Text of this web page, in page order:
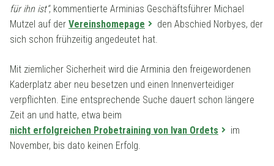
für ihn ist“, kommentierte Arminias Geschäftsführer Michael
Mutzel auf der Vereinshomepage
den Abschied Norbyes, der
sich schon frühzeitig angedeutet hat.
Mit ziemlicher Sicherheit wird die Arminia den freigewordenen
Kaderplatz aber neu besetzen und einen Innenverteidiger
verpflichten. Eine entsprechende Suche dauert schon längere
Zeit an und hatte, etwa beim
nicht erfolgreichen Probetraining von Ivan Ordets
im
November, bis dato keinen Erfolg.